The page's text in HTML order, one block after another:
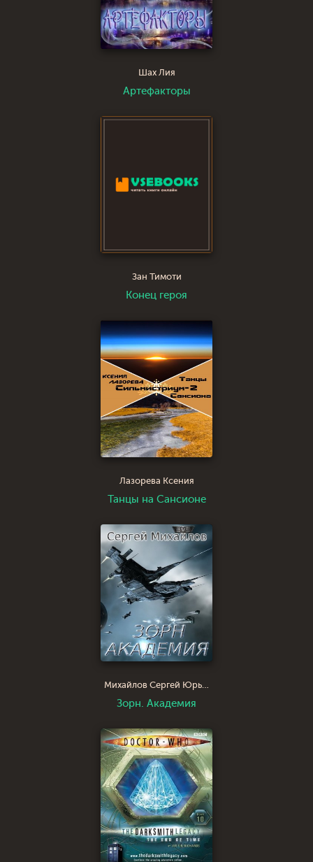
Шах Лия
Артефакторы
Зан Тимоти
Конец героя
Лазорева Ксения
Танцы на Сансионе
Михайлов Сергей Юрьевич
Зорн. Академия